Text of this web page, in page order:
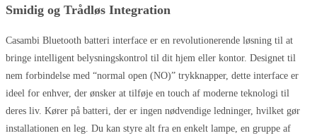
Smidig og Trådløs Integration
Casambi Bluetooth batteri interface er en revolutionerende løsning til at
bringe intelligent belysningskontrol til dit hjem eller kontor. Designet til
nem forbindelse med “normal open (NO)” trykknapper, dette interface er
ideel for enhver, der ønsker at tilføje en touch af moderne teknologi til
deres liv. Kører på batteri, der er ingen nødvendige ledninger, hvilket gør
installationen en leg. Du kan styre alt fra en enkelt lampe, en gruppe af